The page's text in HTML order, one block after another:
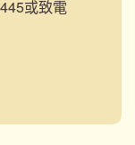
或致電